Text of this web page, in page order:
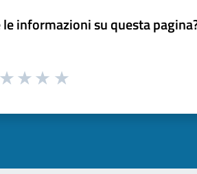
informazioni su questa